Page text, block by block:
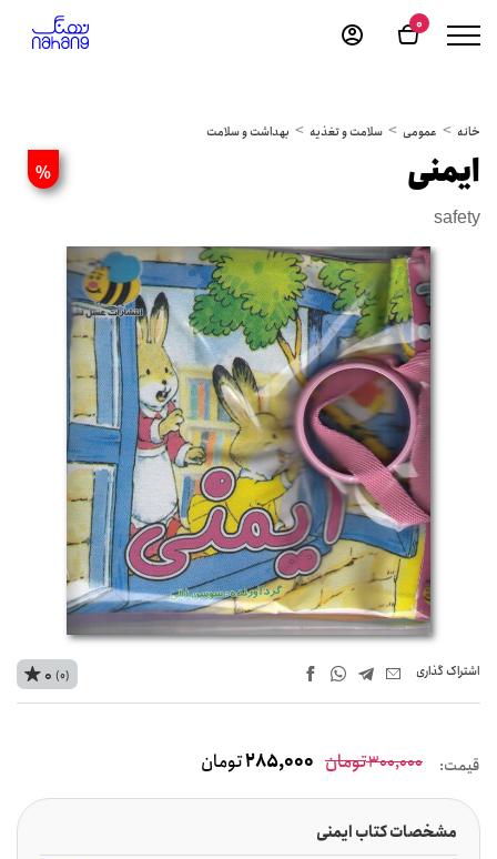
0
خانه عمومی سلامت و تغذیه بهداشت و سلامت
% ایمنی
safety
اشتراک‌ گذاری 0 (0)
قیمت: 300,000تومان 285,000تومان
مشخصات کتاب ایمنی